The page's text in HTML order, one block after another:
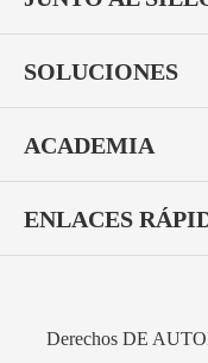
SOLUCIONES
ACADEMIA
ENLACES
Derechos DE